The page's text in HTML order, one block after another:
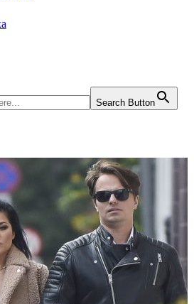
Search Button